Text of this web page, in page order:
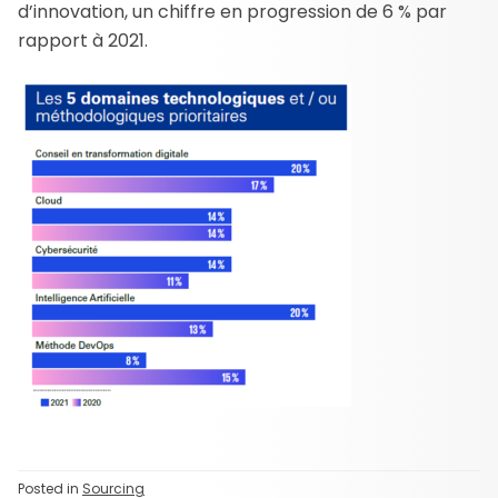
d’innovation, un chiffre en progression de 6 % par
rapport à 2021.
Posted in Sourcing